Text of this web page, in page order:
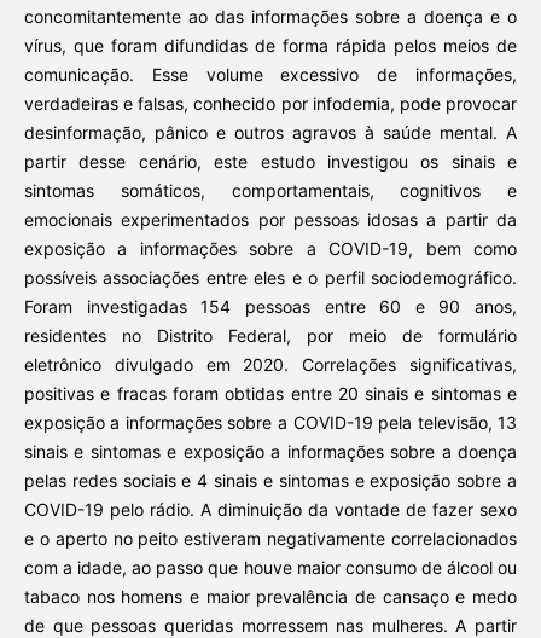
concomitantemente ao das informações sobre a doença e o
vírus, que foram difundidas de forma rápida pelos meios de
comunicação. Esse volume excessivo de informações,
verdadeiras e falsas, conhecido por infodemia, pode provocar
desinformação, pânico e outros agravos à saúde mental. A
partir desse cenário, este estudo investigou os sinais e
sintomas somáticos, comportamentais, cognitivos e
emocionais experimentados por pessoas idosas a partir da
exposição a informações sobre a COVID-19, bem como
possíveis associações entre eles e o perfil sociodemográfico.
Foram investigadas 154 pessoas entre 60 e 90 anos,
residentes no Distrito Federal, por meio de formulário
eletrônico divulgado em 2020. Correlações significativas,
positivas e fracas foram obtidas entre 20 sinais e sintomas e
exposição a informações sobre a COVID-19 pela televisão, 13
sinais e sintomas e exposição a informações sobre a doença
pelas redes sociais e 4 sinais e sintomas e exposição sobre a
COVID-19 pelo rádio. A diminuição da vontade de fazer sexo
e o aperto no peito estiveram negativamente correlacionados
com a idade, ao passo que houve maior consumo de álcool ou
tabaco nos homens e maior prevalência de cansaço e medo
de que pessoas queridas morressem nas mulheres. A partir